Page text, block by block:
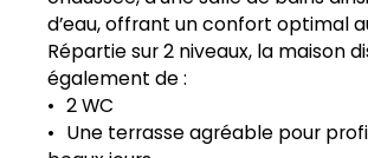
d’eau, offrant un confort optimal
Répartie sur 2 niveaux, la maison
également de :
2 WC
Une terrasse agréable pour